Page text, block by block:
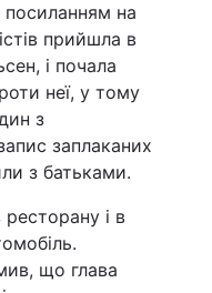
посиланням на
прийшла в
і почала
неї, у тому
з
заплаканих
з батьками.
і в
що глава